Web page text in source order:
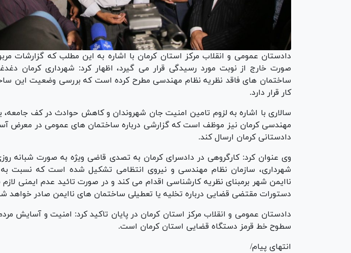
دادستان عمومی و انقلاب مرکز استان کرمان با اشاره به این مطلب که گزارشات
صورت خارج از نوبت مورد رسیدگی قرار می گیرد، اظهار کرد: شهرداری کرمان
ساختمان های فاقد نظریه نظام مهندسی مطرح کرده است که بررسی وضعیت این
کار قرار دارد.
سالاری با اشاره به لزوم تامین امنیت جان شهروندان و کاهش حوادث در کف جامعه،
مهندسی کرمان نیز موظف است که گزارشی درباره ساختمان های عمومی در معرض
دادستانی کرمان ارسال کند.
وی عنوان کرد: کارگروهی در دادسرای کرمان به تصدی قاضی ویژه به صورت شبانه
شهرداری، سازمان نظام مهندسی و نیروی انتظامی تشکیل شده است که نسبت
ناایمن شهر برمبنای نظریه کارشناسی اقدام می کند و در صورت تائید عدم ایمنی
دستورات مقتضی قضایی درباره تخلیه یا تعطیلی ساختمان های ناایمن صادر خواهد
دادستان عمومی و انقلاب مرکز استان کرمان در پایان تاکید کرد: امنیت و آسایش
سطوح خط قرمز دستگاه قضایی استان کرمان است.
انتهای پیام/